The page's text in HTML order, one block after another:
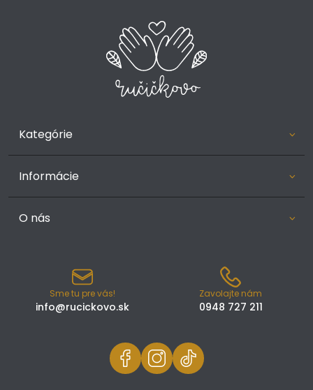
Kategórie
Informácie
O nás
Sme tu pre vás!
info@rucickovo.sk
Zavolajte nám
0948 727 211